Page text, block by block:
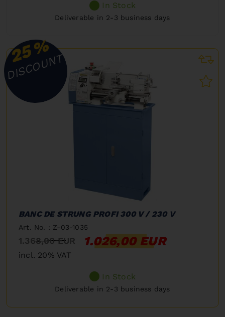
In Stock
Deliverable in 2-3 business days
25%
DISCOUNT
BANC DE STRUNG PROFI 300 V / 230 V
Art. No. : Z-03-1035
1.368,00 EUR 1.026,00 EUR
incl. 20% VAT
In Stock
Deliverable in 2-3 business days